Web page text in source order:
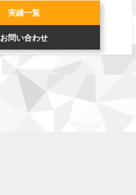
実績一覧
お問い合わせ